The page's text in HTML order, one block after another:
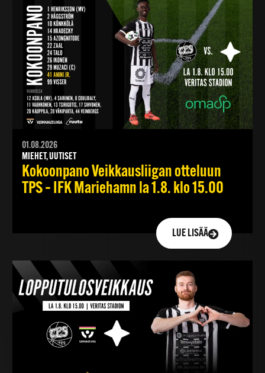
01.08.2026
MIEHET, UUTISET
Kokoonpano Veikkausliigan otteluun
TPS – IFK Mariehamn la 1.8. klo 15.00
LUE LISÄÄ